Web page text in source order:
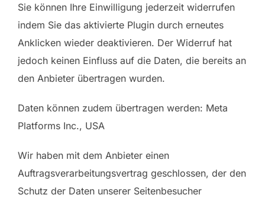
Sie können Ihre Einwilligung jederzeit widerrufen
indem Sie das aktivierte Plugin durch erneutes
Anklicken wieder deaktivieren. Der Widerruf hat
jedoch keinen Einfluss auf die Daten, die bereits an
den Anbieter übertragen wurden.
Daten können zudem übertragen werden: Meta
Platforms Inc., USA
Wir haben mit dem Anbieter einen
Auftragsverarbeitungsvertrag geschlossen, der den
Schutz der Daten unserer Seitenbesucher